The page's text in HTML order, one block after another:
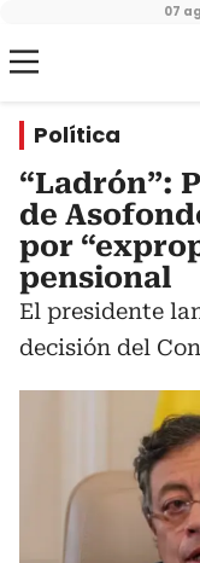
07
Política
“Ladrón”:
de
por
pensional
El presidente
decisión del